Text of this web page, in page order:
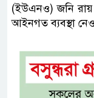
(ইউএনও) জনি রায়
আইনগত ব্যবস্থা